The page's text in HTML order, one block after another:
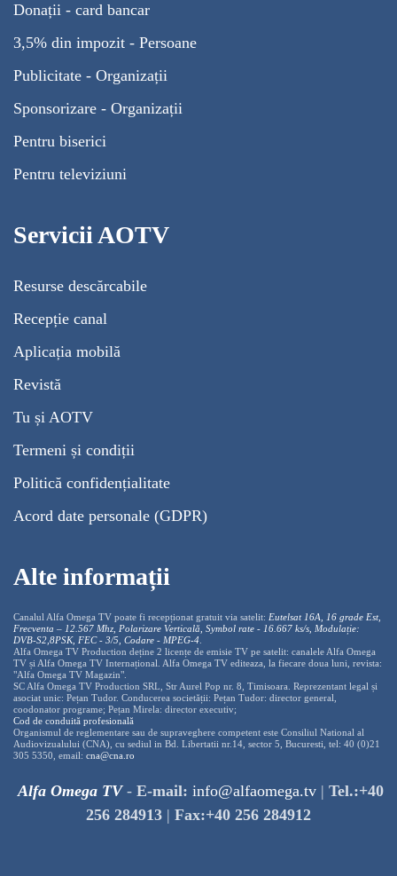
Donații - card bancar
3,5% din impozit - Persoane
Publicitate - Organizații
Sponsorizare - Organizații
Pentru biserici
Pentru televiziuni
Servicii AOTV
Resurse descărcabile
Recepție canal
Aplicația mobilă
Revistă
Tu și AOTV
Termeni și condiții
Politică confidențialitate
Acord date personale (GDPR)
Alte informații
Canalul Alfa Omega TV poate fi recepționat gratuit via satelit: Eutelsat 16A, 16 grade Est,
Frecventa – 12.567 Mhz, Polarizare Verticală, Symbol rate - 16.667 ks/s, Modulație:
DVB-S2,8PSK, FEC - 3/5, Codare - MPEG-4
Alfa Omega TV Production deține 2 licențe de emisie TV pe satelit: canalele Alfa Omega
TV și Alfa Omega TV Internațional. Alfa Omega TV editeaza, la fiecare doua luni, revista:
"Alfa Omega TV Magazin".
SC Alfa Omega TV Production SRL, Str Aurel Pop nr. 8, Timisoara. Reprezentant legal și
asociat unic: Pețan Tudor. Conducerea societății: Pețan Tudor: director general,
coodonator programe; Pețan Mirela: director executiv;
Cod de conduită profesională
Organismul de reglementare sau de supraveghere competent este Consiliul National al
Audiovizualului (CNA), cu sediul in Bd. Libertatii nr.14, sector 5, Bucuresti, tel: 40 (0)21
305 5350, email: cna@cna.ro
Alfa Omega TV- E-mail: info@alfaomega.tv | Tel.:+40
256 284913 | Fax:+40 256 284912